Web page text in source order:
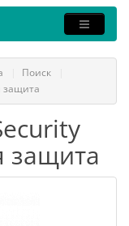
Поиск
защита
защита